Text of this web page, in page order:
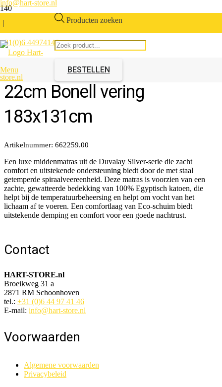
info@hart-store.nl
|
+31(0)6 44974146
Producten zoeken
BESTELLEN
Menu
Duvalay dubbele matras
22cm Bonell vering
183x131cm
Artikelnummer: 662259.00
Een luxe middenmatras uit de Duvalay Silver-serie die zacht
comfort en uitstekende ondersteuning biedt door de met staal
getemperde spiraalveereenheid. Deze matras is voorzien van een
zachte, gewatteerde bedekking van 100% Egyptisch katoen, die
helpt bij de temperatuurbeheersing en helpt om vocht van het
lichaam af te voeren. Een comfortlaag van Eco-schuim biedt
uitstekende demping en comfort voor een goede nachtrust.
Contact
HART-STORE.nl
Broeikweg 31 a
2871 RM Schoonhoven
tel.: +31 (0)6 44 97 41 46
E-mail: info@hart-store.nl
Voorwaarden
Algemene voorwaarden
Privacybeleid